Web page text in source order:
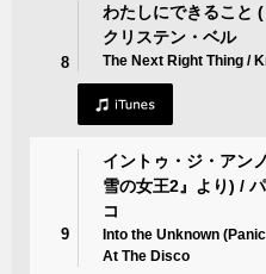
8
わたしにできること
クリステン・ベル
The Next Right Thing /
9
イントゥ・ジ・アン
雪の女王2』より) /
コ
Into the Unknown
At The Disco